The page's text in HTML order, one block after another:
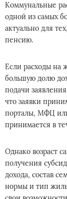
Коммунальные
одной из самых
актуально для
пенсию.
Если расходы на
большую долю
подачи
что заявки
порталы, МФЦ
принимается в
Однако возраст
получения
дохода, состав
нормы и тип